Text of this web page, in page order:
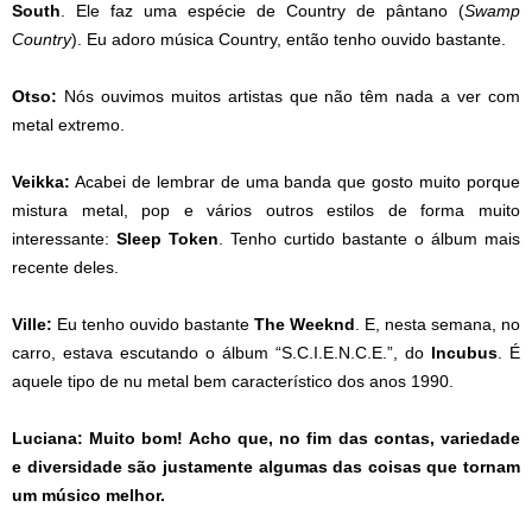
South. Ele faz uma espécie de Country de pântano (Swamp
Country). Eu adoro música Country, então tenho ouvido bastante.
Otso: Nós ouvimos muitos artistas que não têm nada a ver com
metal extremo.
Veikka: Acabei de lembrar de uma banda que gosto muito porque
mistura metal, pop e vários outros estilos de forma muito
interessante: Sleep Token. Tenho curtido bastante o álbum mais
recente deles.
Ville: Eu tenho ouvido bastante The Weeknd. E, nesta semana, no
carro, estava escutando o álbum “S.C.I.E.N.C.E.”, do Incubus. É
aquele tipo de nu metal bem característico dos anos 1990.
Luciana: Muito bom! Acho que, no fim das contas, variedade
e diversidade são justamente algumas das coisas que tornam
um músico melhor.